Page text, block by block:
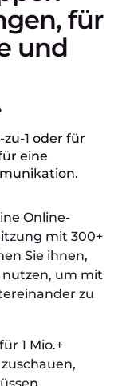
für
und
1 oder für
eine
Online-
mit 300+
Sie ihnen,
nutzen, um mit
zu
1 Mio.+